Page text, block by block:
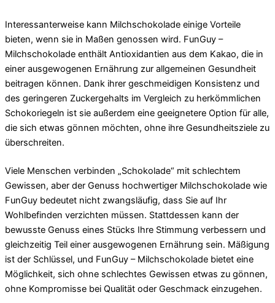
Interessanterweise kann Milchschokolade einige Vorteile
bieten, wenn sie in Maßen genossen wird. FunGuy –
Milchschokolade enthält Antioxidantien aus dem Kakao, die in
einer ausgewogenen Ernährung zur allgemeinen Gesundheit
beitragen können. Dank ihrer geschmeidigen Konsistenz und
des geringeren Zuckergehalts im Vergleich zu herkömmlichen
Schokoriegeln ist sie außerdem eine geeignetere Option für alle,
die sich etwas gönnen möchten, ohne ihre Gesundheitsziele zu
überschreiten.
Viele Menschen verbinden „Schokolade“ mit schlechtem
Gewissen, aber der Genuss hochwertiger Milchschokolade wie
FunGuy bedeutet nicht zwangsläufig, dass Sie auf Ihr
Wohlbefinden verzichten müssen. Stattdessen kann der
bewusste Genuss eines Stücks Ihre Stimmung verbessern und
gleichzeitig Teil einer ausgewogenen Ernährung sein. Mäßigung
ist der Schlüssel, und FunGuy – Milchschokolade bietet eine
Möglichkeit, sich ohne schlechtes Gewissen etwas zu gönnen,
ohne Kompromisse bei Qualität oder Geschmack einzugehen.